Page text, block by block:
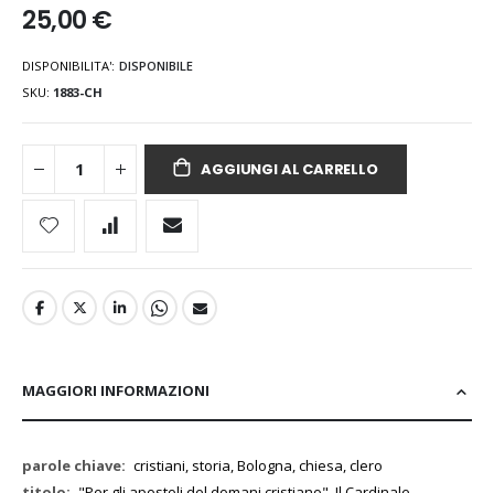
25,00 €
DISPONIBILITA': DISPONIBILE
SKU 1883-CH
AGGIUNGI AL CARRELLO
MAGGIORI INFORMAZIONI
Maggiori
Informazioni
cristiani, storia, Bologna, chiesa, clero